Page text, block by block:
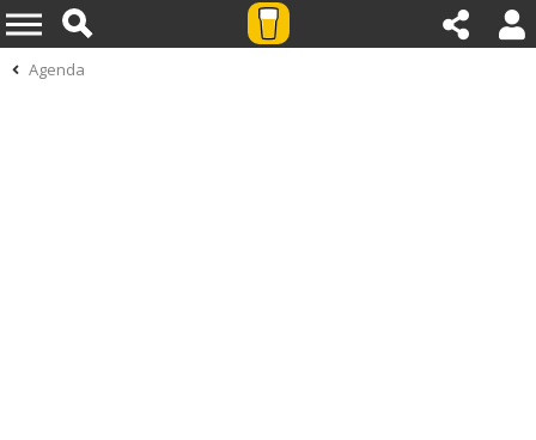
Agenda